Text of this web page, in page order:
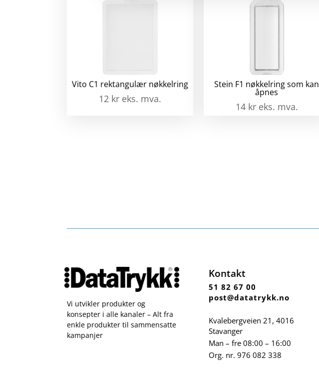
Vito C1 rektangulær nøkkelring
12 kr eks. mva.
Stein F1 nøkkelring som kan
åpnes
14 kr eks. mva.
Vi utvikler produkter og
konsepter i alle kanaler – Alt fra
enkle produkter til sammensatte
kampanjer
Kontakt
51 82 67 00
post@datatrykk.no
Kvalebergveien 21 , 4016
Stavanger
Man – fre 08:00 – 16:00
Org. nr. 976 082 338